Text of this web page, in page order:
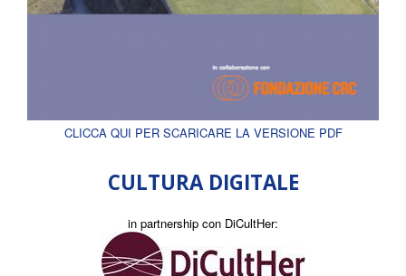
CLICCA QUI PER SCARICARE LA VERSIONE PDF
CULTURA DIGITALE
in partnership con DiCultHer: